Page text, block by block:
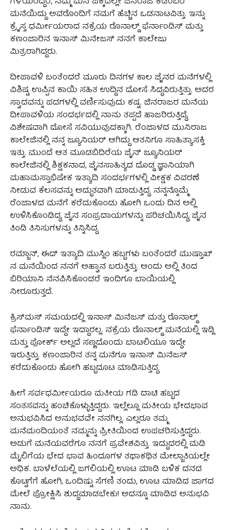
ಮನೆಯಿದ್ದು ಅವರೊಂದಿಗೆ ನಮಗೆ ಹೆಚ್ಚಿನ ಒಡನಾಟವಿತ್ತು. ಇನ್ನು
ಕ್ರೈಸ್ತ ಧರ್ಮೀಯರಾದ ನಕ್ರೆಯ ರೊನಾಲ್ಡ್‌ ಫೆರ್ನಾಂಡಿಸ್‌ ಮತ್ತು
ಕಣಂಜಾರಿನ ಇನಾಸ್‌ ಮಿನೇಜಸ್‌ ನನಗೆ ಕಾಲೇಜು
ಮಿತ್ರರಾಗಿದ್ದರು.
ದೀಪಾವಳಿ ಬಂತೆಂದರೆ ಮೂರು ದಿನಗಳ ಕಾಲ ಜೈನರ ಮನೆಗಳಲ್ಲಿ
ವಿಶಿಷ್ಟ ಉಪ್ಪಿನ ಕಾಯಿ ಸಹಿತ ಉದ್ದಿನ ದೋಸೆ ಸಿದ್ಧವಿರುತ್ತಿತ್ತು. ಅದರ
ಸ್ವಾದವನ್ನು ಪದಗಳಲ್ಲಿ ವರ್ಣಿಸುವುದು ಕಷ್ಟ. ಜಿನರಾಜರ ಮನೆಯ
ದೀಪಾವಳಿಯ ಸಂದರ್ಭದಲ್ಲಿ ನಾನು ತಪ್ಪದೆ ಹಾಜರಿರುತ್ತಿದ್ದೆ,
ವಿಶೇಷವಾಗಿ ದೋಸೆ ಸವಿಯುವುದಕ್ಕಾಗಿ. ರೆಂಜಾಳದ ಮುನಿರಾಜ
ಕಾಲೇಜಿನಲ್ಲಿ ನನ್ನ ಜ್ಯೂನಿಯರ್‌ ಆಗಿದ್ದು ಆತನಿಗೂ ಸಾಹಿತ್ಯಾಸಕ್ತಿ
ಇತ್ತು. ಮುಂದೆ ಆತ ಮೂಡಬಿದಿರೆಯ ಜೈನ್‌ ಜ್ಯೂನಿಯರ್‌
ಕಾಲೇಜಿನಲ್ಲಿ ಶಿಕ್ಷಕನಾದ, ಜೈನಸಾಹಿತ್ಯದ ದೊಡ್ಡ ಜ್ಞಾನಿಯಾಗಿ
ಮಹಾಮಸ್ತಾಭಿಷೇಕ ಇತ್ಯಾದಿ ಸಂದರ್ಭಗಳಲ್ಲಿ ವೀಕ್ಷಕ ವಿವರಣೆ
ನೀಡುವ ಕೆಲಸವನ್ನು ಅದ್ಭುತವಾಗಿ ಮಾಡುತ್ತಿದ್ದ. ನನ್ನನ್ನೊಮ್ಮೆ
ರೆಂಜಾಳದ ಮನೆಗೆ ಕರೆದುಕೊಂಡು ಹೋಗಿ ಒಂದು ದಿನ ಅಲ್ಲಿ
ಉಳಿಸಿಕೊಂಡಿದ್ದ, ಜೈನ ಸಂಪ್ರದಾಯಗಳನ್ನು ಪರಿಚಯಿಸಿದ್ದ, ಜೈನ
ತಿಂಡಿ ತಿನಿಸುಗಳನ್ನು ತಿನ್ನಿಸಿದ್ದ.
ರಮ್ಜಾನ್‌, ಈದ್‌ ಇತ್ಯಾದಿ ಮುಸ್ಲಿಂ ಹಬ್ಬಗಳು ಬಂತೆಂದರೆ ಮುಷ್ತಾಖ್‌
ನ ಮನೆಯಿಂದ ನನಗೆ ಅಹ್ವಾನ ಬರುತ್ತಿತ್ತು. ಅಂದು ಅಲ್ಲಿ ತಿಂದ
ಬಿರಿಯಾನಿ ನೆನಪಿಸಿಕೊಂಡರೆ ಇಂದಿಗೂ ಬಾಯಿಯಲ್ಲಿ
ನೀರೂರುತ್ತದೆ.
ಕ್ರಿಸ್‌ಮಸ್‌ ಸಮಯದಲ್ಲಿ ಇನಾಸ್‌ ಮಿನೆಜಸ್‌ ಮತ್ತು ರೊನಾಲ್ಡ್‌
ಫೆರ್ನಾಂಡಿಸ್‌ ಇದ್ದೇ ಇದ್ದಾರಲ್ಲ. ನಕ್ರೆಯ ರೊನಾಲ್ಡ್‌ ಮನೆಯಲ್ಲಿ ಇಡ್ಲಿ
ಮತ್ತು ಪೋರ್ಕ್‌ ಅಲ್ಲದೆ ಸಣ್ಣದೊಂದು ಬಾಟಲಿಯೂ ಇದ್ದೇ
ಇರುತ್ತಿತ್ತು. ಕಣಂಜಾರಿನ ತನ್ನ ಮನೆಗೂ ಇನಾಸ್‌ ಮಿನೆಜಸ್‌
ಕರೆದುಕೊಂಡು ಹೋಗಿ ಹಬ್ಬದೂಟ ಮಾಡಿಸುತ್ತಿದ್ದ.
ಹೀಗೆ ಸರ್ವಧರ್ಮೀಯರೂ ಮತೀಯ ಗಡಿ ದಾಟಿ ಹಬ್ಬದ
ಸಂತಸವನ್ನು ಹಂಚಿಕೊಳ್ಳುತ್ತಿದ್ದರು. ಇಲ್ಲೆಲ್ಲೂ ಮತೀಯ ಭೇದಭಾವ
ಅನುಭವಿಸಿದ ಅನುಭವವೇ ನನಗಿಲ್ಲ. ಎಲ್ಲರೂ ತಮ್ಮ
ಮನೆಮಂದಿಯಂತೆ ನಮ್ಮನ್ನು ಪ್ರೀತಿಯಿಂದ ಉಪಚರಿಸುತ್ತಿದ್ದರು.
ಅಡುಗೆ ಮನೆಯವರೆಗೂ ನನಗೆ ಪ್ರವೇಶವಿತ್ತು. ಇದ್ದುದರಲ್ಲಿ ಮಡಿ
ಮೈಲಿಗೆಯ ಭೇದ ಭಾವ ಹಿಂದೂಗಳ ತಥಾಕಥಿತ ಮೇಲ್ಜಾತಿಯಲ್ಲೇ
ಅಧಿಕ. ಬಾಳೆಲೆಯಲ್ಲಿ ಜಗಲಿಯಲ್ಲಿ ಊಟ ಮಾಡಿ ಬಳಿಕ ದನದ
ಕೊಟ್ಟಗೆಗೆ ಹೋಗಿ, ಒಂದಿಷ್ಟು ಸೆಗಣಿ ತಂದು, ಊಟ ಮಾಡಿದ ಜಾಗದ
ಮೇಲೆ ಪ್ರೋಕ್ಷಿಸಿ ಶುದ್ಧಮಾಡಬೇಕು! ಅದನ್ನೂ ಮಾಡಿದ ಅನುಭವಿ
ನಾನು.